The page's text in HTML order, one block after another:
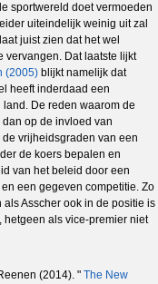
sportwereld doet vermoeden
uiteindelijk weinig uit zal
juist zien dat het wel
vervangen. Dat laatste lijkt
(2005) blijkt namelijk dat
heeft inderdaad een
De reden waarom de
op de invloed van
vrijheidsgraden van een
de koers bepalen en
van het beleid door een
een gegeven competitie. Zo
Asscher ook in de positie is
als vice-premier niet
(2014). " The New